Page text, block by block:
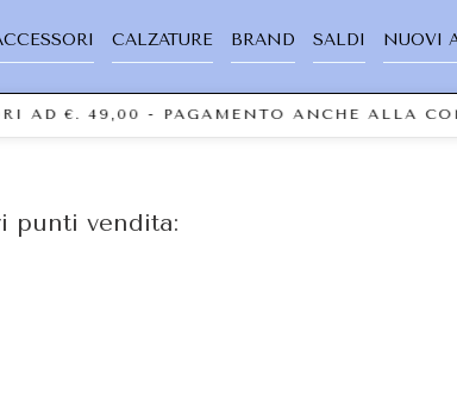
CALZATURE BRAND SALDI NUOVI
€. 49,00 - PAGAMENTO ANCHE ALLA
punti vendita: